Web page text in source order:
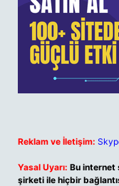
Reklam ve İletişim:
Yasal Uyarı: Bu internet
şirketi ile hiçbir